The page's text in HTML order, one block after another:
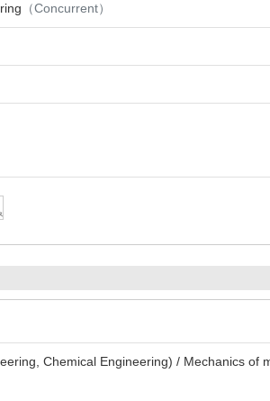
（Concurrent）
Chemical Engineering) / Mechanics of